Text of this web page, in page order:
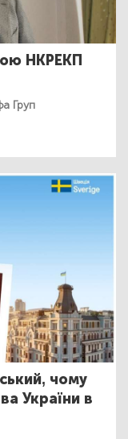
НКРЕКП
Груп
чому
України в